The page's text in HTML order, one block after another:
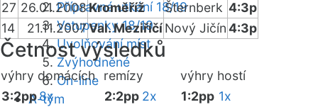
Přípravná utkání 18/19
Vstupenky 18/19
Uvolňování míst
Zvýhodněné
On-line
A-tým
27 26.01.2008Kroměříž Šternberk 4:3p
14
21.11.2007Val. MeziříčíNový Jičín4:3p
Četnost výsledků
výhry domácích remízy výhry hostí
3:2pp8x
2:2pp 2x
1:2pp 1x